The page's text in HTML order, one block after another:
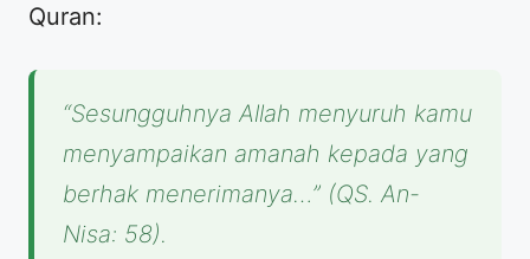
Quran:
“Sesungguhnya Allah menyuruh kamu
menyampaikan amanah kepada yang
berhak menerimanya…” (QS. An-
Nisa: 58).